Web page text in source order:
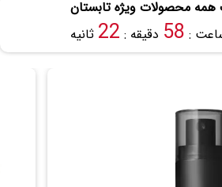
:
58 دقیقه : 21 ثانیه